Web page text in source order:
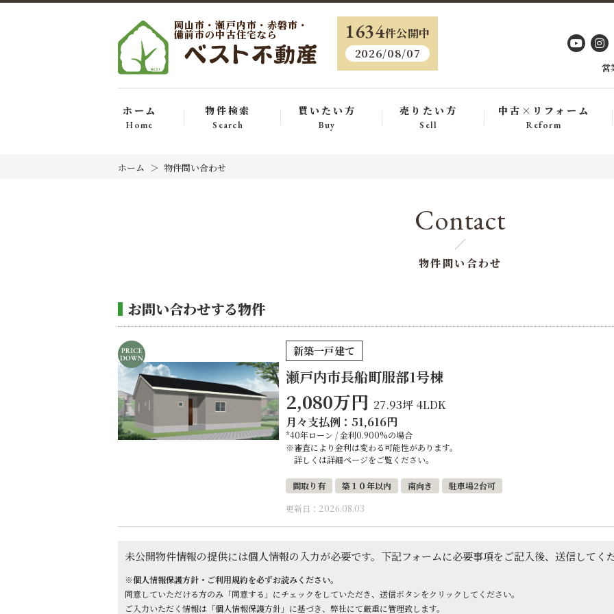
岡山市・瀬戸内市・赤磐市・
備前市の中古住宅なら 1634件公開中
2026/08/07
営
ホーム
Home
物件検索
Search
買いたい方
Buy
売りたい方
Sell
中古×リフォーム
Reform
ホーム 物件問い合わせ
Contact
物件問い合わせ
お問い合わせする物件
新築一戸建て
瀬戸内市長船町服部1号棟
2,080万円 27.93坪 4LDK
月々支払例： 51,616円
*40年ローン / 金利0.900%の場合
※審査により金利は変わる可能性があります。
詳しくは詳細ページをご覧ください。
間取り有 築１０年以内 南向き
駐車場2台可
更新日：2026.08.03
未公開物件情報の提供には個人情報の入力が必要です。下記フォームに必要事項をご記入後、送信してく
※個人情報保護方針・ご利用規約を必ずお読みください。
同意していただける方のみ「同意する」にチェックをしていただき、送信ボタンをクリックしてください。
ご入力いただく情報は「個人情報保護方針」に基づき、弊社にて厳重に管理致します。